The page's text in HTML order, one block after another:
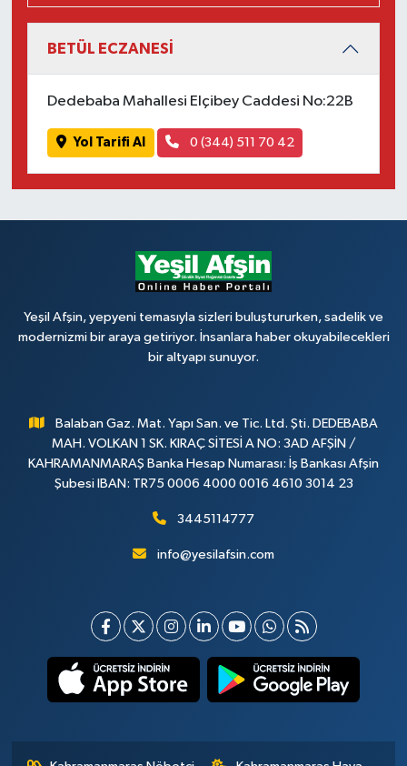
BETÜL ECZANESİ
Dedebaba Mahallesi Elçibey Caddesi No:22B
Yol Tarifi Al 0 (344) 511 70 42
Yeşil Afşin, yepyeni temasıyla sizleri buluştururken, sadelik ve
modernizmi bir araya getiriyor. İnsanlara haber okuyabilecekleri
bir altyapı sunuyor.
Balaban Gaz. Mat. Yapı San. ve Tic. Ltd. Şti. DEDEBABA
MAH. VOLKAN 1 SK. KIRAÇ SİTESİ A NO: 3AD AFŞİN /
KAHRAMANMARAŞ Banka Hesap Numarası: İş Bankası Afşin
Şubesi IBAN: TR75 0006 4000 0016 4610 3014 23
3445114777
info@yesilafsin.com